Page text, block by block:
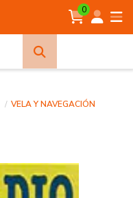
0
VELA Y NAVEGACIÓN